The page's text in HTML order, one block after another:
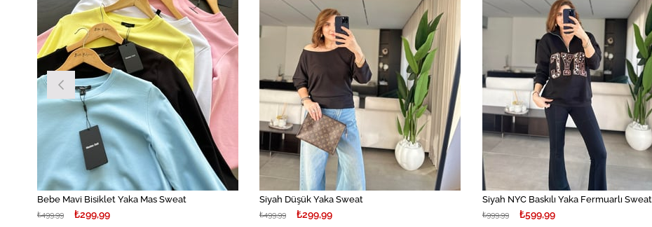
Bebe Mavi Bisiklet Yaka Mas Sweat
₺299,99
₺499,99
Siyah Düşük Yaka Sweat
₺299,99
₺499,99
Siyah NYC Baskılı Yaka Fermuarlı Sweat
₺599,99
₺999,99